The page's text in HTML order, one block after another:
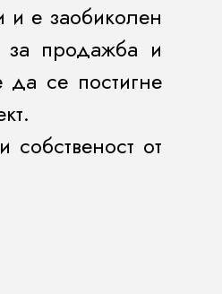
и е заобиколен
за продажба и
се постигне
от